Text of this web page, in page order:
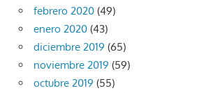
febrero 2020 (49)
enero 2020 (43)
diciembre 2019 (65)
noviembre 2019 (59)
octubre 2019 (55)